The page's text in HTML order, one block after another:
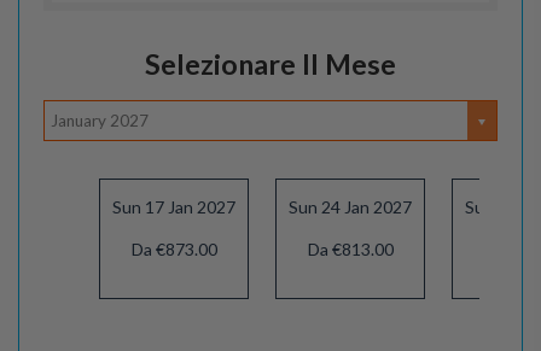
Selezionare Il Mese
January 2027
Sun 17 Jan 2027
Da €873.00
Sun 24 Jan 2027
Da €813.00
Sun 31